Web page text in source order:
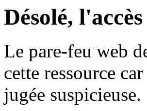
Désolé,
Le pare-feu web
cette ressource
jugée suspicieuse.